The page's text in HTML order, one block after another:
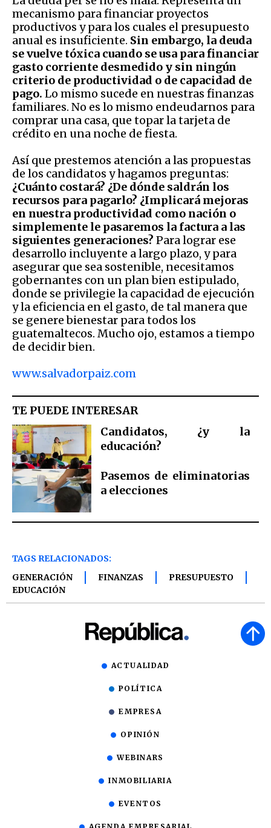
mecanismo para financiar proyectos
productivos y para los cuales el presupuesto
anual es insuficiente. Sin embargo, la deuda
se vuelve tóxica cuando se usa para financiar
gasto corriente desmedido y sin ningún
criterio de productividad o de capacidad de
pago. Lo mismo sucede en nuestras finanzas
familiares. No es lo mismo endeudarnos para
comprar una casa, que topar la tarjeta de
crédito en una noche de fiesta.
Así que prestemos atención a las propuestas
de los candidatos y hagamos preguntas:
¿Cuánto costará? ¿De dónde saldrán los
recursos para pagarlo? ¿Implicará mejoras
en nuestra productividad como nación o
simplemente le pasaremos la factura a las
siguientes generaciones? Para lograr ese
desarrollo incluyente a largo plazo, y para
asegurar que sea sostenible, necesitamos
gobernantes con un plan bien estipulado,
donde se privilegie la capacidad de ejecución
y la eficiencia en el gasto, de tal manera que
se genere bienestar para todos los
guatemaltecos. Mucho ojo, estamos a tiempo
de decidir bien.
www.salvadorpaiz.com
TE PUEDE INTERESAR
Candidatos, ¿y la
educación?
Pasemos de eliminatorias
a elecciones
TAGS RELACIONADOS:
GENERACIÓN
FINANZAS
PRESUPUESTO
EDUCACIÓN
ACTUALIDAD
POLÍTICA
EMPRESA
OPINIÓN
WEBINARS
INMOBILIARIA
EVENTOS